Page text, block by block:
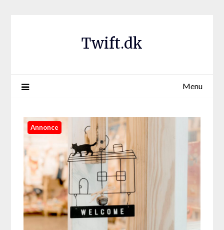
Twift.dk
Menu
Annonce